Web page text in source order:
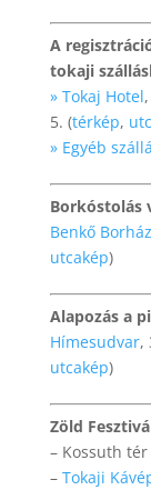
A
tokaji
» Tokaj Hotel
5. (térkép,
» Egyéb
Borkóstolás
Benkő Borház
utcakép)
Alapozás a
Hímesudvar,
utcakép)
Zöld
– Kossuth tér
– Tokaji